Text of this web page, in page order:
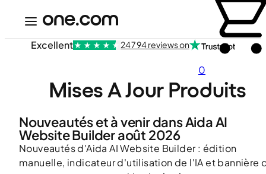
0
Excellent 24 794 reviews on
Mises A Jour Produits
Nouveautés et à venir dans Aida AI
Website Builder août 2026
Nouveautés d'Aida AI Website Builder : édition
manuelle, indicateur d'utilisation de l'IA et bannière